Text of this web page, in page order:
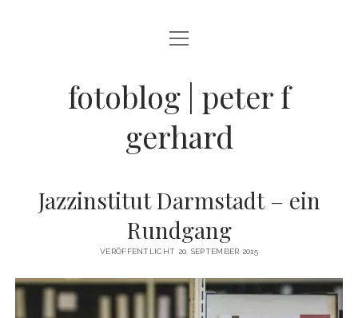
BLOG
JAZZ LIVE !
ZEN MOMENTE
INFO Menü
öffnen
DATENSCHUTZ
KONTAKT
ARCHIV
Menü
öffnen
fotoblog | peter f
gerhard
Jazzinstitut Darmstadt – ein
Rundgang
VERÖFFENTLICHT 20. SEPTEMBER 2015